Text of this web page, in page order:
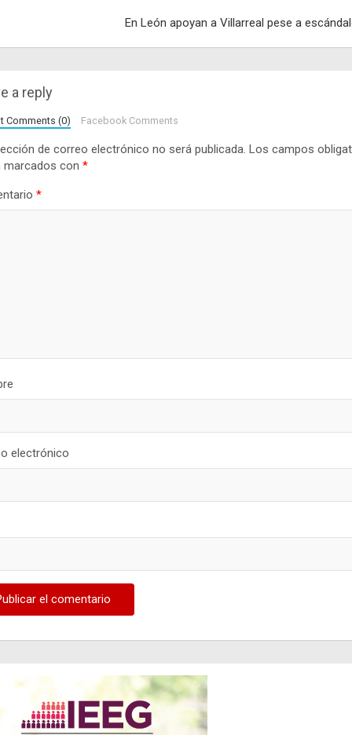
En León apoyan a Villarreal pese a
a reply
Comments (0) Facebook Comments
de correo electrónico no será publicada. Los campos
marcados con *
*
electrónico